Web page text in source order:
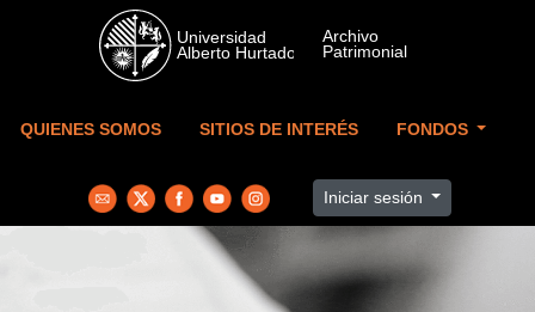
Skip to main content
QUIENES SOMOS SITIOS DE INTERÉS FONDOS
Iniciar sesión